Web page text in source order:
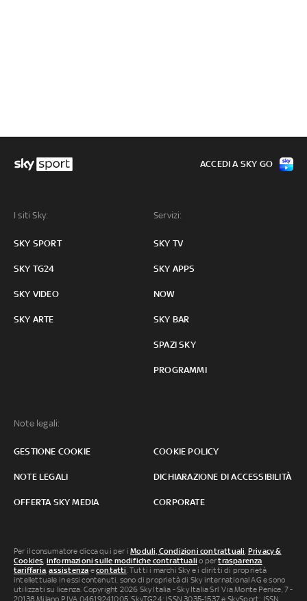
I siti Sky:
SKY SPORT
SKY TG24
SKY VIDEO
SKY ARTE
Servizi:
SKY TV
SKY APPS
NOW
SKY BAR
SPAZI SKY
PROGRAMMI
Note legali:
GESTIONE COOKIE COOKIE POLICY
NOTE LEGALI DICHIARAZIONE DI ACCESSIBILITÀ
OFFERTA SKY MEDIA CORPORATE
ACCEDI A SKY GO
Per il consumatore clicca qui per iModuli, Condizioni contrattuali Privacy &
Cookies informazioni sulle modifiche contrattuali o pertrasparenza
tariffaria ,assistenza econtatti . Tutti i marchi Sky e i diritti di proprietà
intellettuale in essi contenuti, sono di proprietà di Sky international AG e sono
utilizzati su licenza. Copyright 2026 Sky Italia - Sky Italia Srl Via Monte Penice, 7 -
20138 Milano P.IVA 04619241005. SkyTG24: ISSN 3035-1537 e SkySport: ISSN